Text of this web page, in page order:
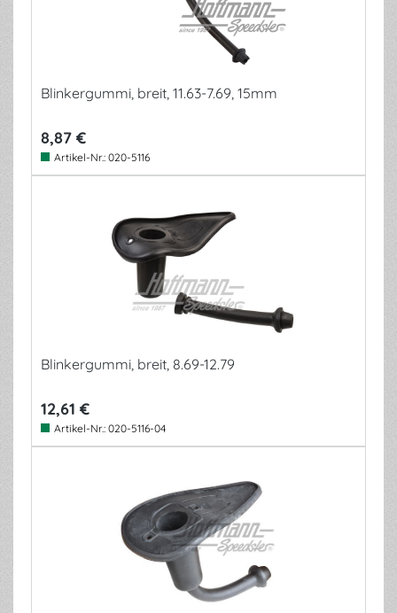
Blinkergummi, breit, 11.63-7.69, 15mm
8,87 €
Artikel-Nr.: 020-5116
Blinkergummi, breit, 8.69-12.79
12,61 €
Artikel-Nr.: 020-5116-04